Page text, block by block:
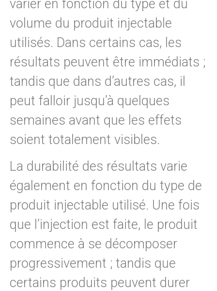
varier en fonction du type et du
volume du produit injectable
utilisés. Dans certains cas, les
résultats peuvent être immédiats ;
tandis que dans d’autres cas, il
peut falloir jusqu’à quelques
semaines avant que les effets
soient totalement visibles.
La durabilité des résultats varie
également en fonction du type de
produit injectable utilisé. Une fois
que l’injection est faite, le produit
commence à se décomposer
progressivement ; tandis que
certains produits peuvent durer